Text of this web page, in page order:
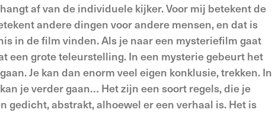
af van de individuele kijker. Voor mij betekent de
andere dingen voor andere mensen, en dat is
in de film vinden. Als je naar een mysteriefilm gaat
een grote teleurstelling. In een mysterie gebeurt het
Je kan dan enorm veel eigen konklusie, trekken. In
je verder gaan… Het zijn een soort regels, die je
gedicht, abstrakt, alhoewel er een verhaal is. Het is